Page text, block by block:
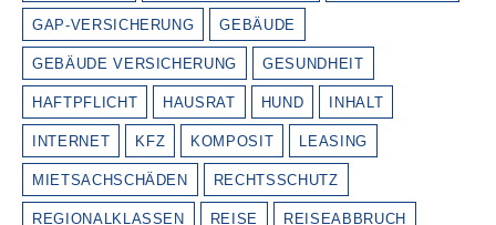
GAP-VERSICHERUNG GEBÄUDE
GEBÄUDE VERSICHERUNG GESUNDHEIT
HAFTPFLICHT HAUSRAT HUND INHALT
INTERNET KFZ KOMPOSIT LEASING
MIETSACHSCHÄDEN RECHTSSCHUTZ
REGIONALKLASSEN REISE REISEABBRUCH